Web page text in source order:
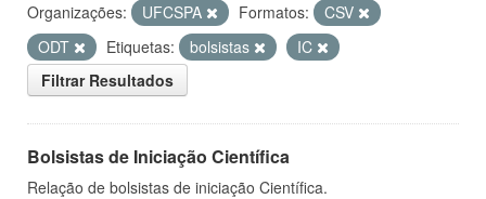
Organizações: UFCSPA Formatos:
CSV
ODT
Etiquetas: bolsistas
IC
Filtrar Resultados
Bolsistas de Iniciação Científica
Relação de bolsistas de iniciação Científica.